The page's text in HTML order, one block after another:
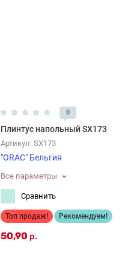
0
Плинтус напольный SX173
Артикул: SX173
"ORAC" Бельгия
Все параметры
Сравнить
Топ продаж! Рекомендуем!
50,90 р.